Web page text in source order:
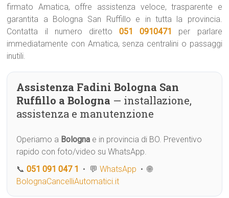
firmato Amatica, offre assistenza veloce, trasparente e
garantita a Bologna San Ruffillo e in tutta la provincia.
Contatta il numero diretto051 0910471
per parlare
immediatamente con Amatica, senza centralini o passaggi
inutili.
Assistenza Fadini Bologna San
Ruffillo a Bologna — installazione,
assistenza e manutenzione
Operiamo a Bologna e in provincia di BO. Preventivo
rapido con foto/video su WhatsApp.
📞051 091 047 1 • 💬WhatsApp • 🌐
BolognaCancelliAutomatici.it